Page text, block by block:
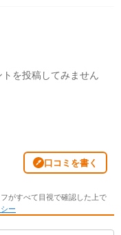
を投稿してみません
口コミを書く
がすべて目視で確認した上で
ー